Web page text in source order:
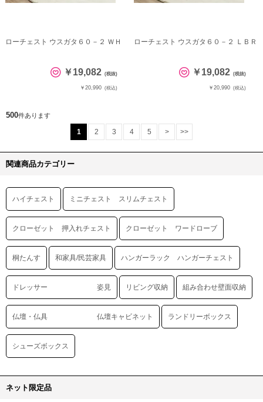
ローチェスト ウスガタ６０－２ ＷＨ
￥19,082 (税抜)
￥20,990 (税込)
ローチェスト ウスガタ６０－２ ＬＢＲ
￥19,082 (税抜)
￥20,990 (税込)
500件あります
1 2 3 4 5 > >>
関連商品カテゴリー
ハイチェスト ミニチェスト スリムチェスト
クローゼット 押入れチェスト クローゼット ワードローブ
桐たんす 和家具/民芸家具 ハンガーラック ハンガーチェスト
ドレッサー 姿見 リビング収納 組み合わせ壁面収納
仏壇・仏具 仏壇キャビネット ランドリーボックス
シューズボックス
ネット限定品